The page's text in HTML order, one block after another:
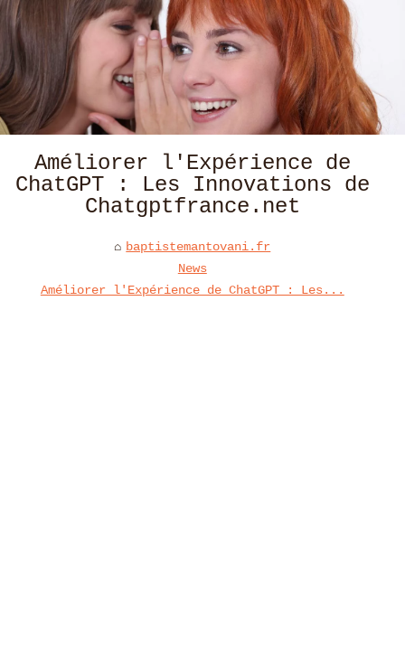
Améliorer l'Expérience de
ChatGPT : Les Innovations de
Chatgptfrance.net
baptistemantovani.fr
News
Améliorer l'Expérience de ChatGPT : Les...